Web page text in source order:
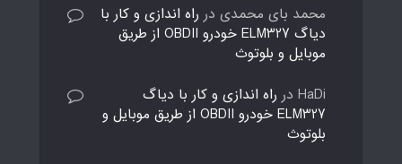
محمد بای محمدی در راه اندازی و کار با
دیاگ ELM327 خودرو OBDII از طریق
موبایل و بلوتوث
HaDi در راه اندازی و کار با دیاگ
ELM327 خودرو OBDII از طریق موبایل و
بلوتوث